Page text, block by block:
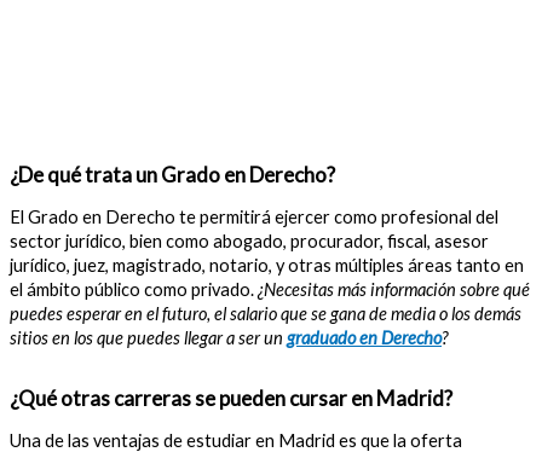
¿De qué trata un Grado en Derecho?
El Grado en Derecho te permitirá ejercer como profesional del
sector jurídico, bien como abogado, procurador, fiscal, asesor
jurídico, juez, magistrado, notario, y otras múltiples áreas tanto en
el ámbito público como privado.¿Necesitas más información sobre qué
puedes esperar en el futuro, el salario que se gana de media o los demás
sitios en los que puedes llegar a ser un graduado en Derecho?
¿Qué otras carreras se pueden cursar en Madrid?
Una de las ventajas de estudiar en Madrid es que la oferta